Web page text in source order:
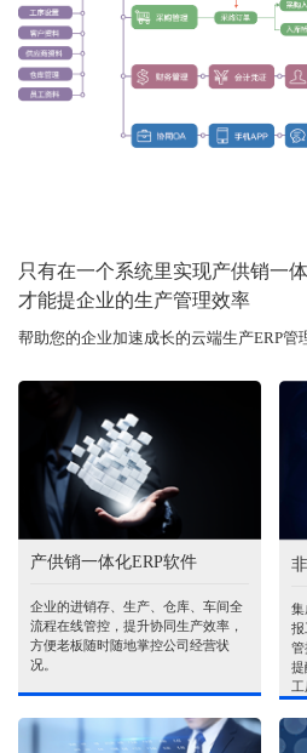
只有在一个系统里实现产供销一
才能提企业的生产管理效率
帮助您的企业加速成长的云端生产ERP管
产供销一体化ERP软件
企业的进销存、生产、仓库、车间全
流程在线管控，提升协同生产效率，
方便老板随时随地掌控公司经营状
况。
集
报
管
提
工